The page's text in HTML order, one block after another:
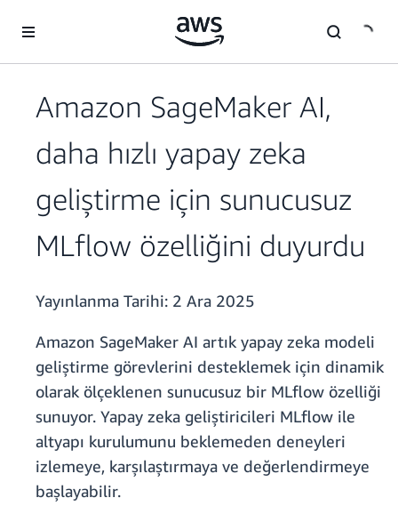
Amazon SageMaker AI,
daha hızlı yapay zeka
geliştirme için sunucusuz
MLflow özelliğini duyurdu
Yayınlanma Tarihi: 2 Ara 2025
Amazon SageMaker AI artık yapay zeka modeli
geliştirme görevlerini desteklemek için dinamik
olarak ölçeklenen sunucusuz bir MLflow özelliği
sunuyor. Yapay zeka geliştiricileri MLflow ile
altyapı kurulumunu beklemeden deneyleri
izlemeye, karşılaştırmaya ve değerlendirmeye
başlayabilir.